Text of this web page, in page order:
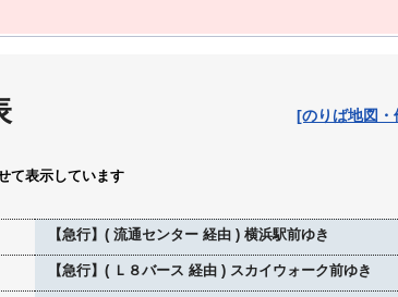
[のりば地図・
て表示しています
【急行】( 流通センター 経由 ) 横浜駅前ゆき
【急行】( Ｌ８バース 経由 ) スカイウォーク前ゆき